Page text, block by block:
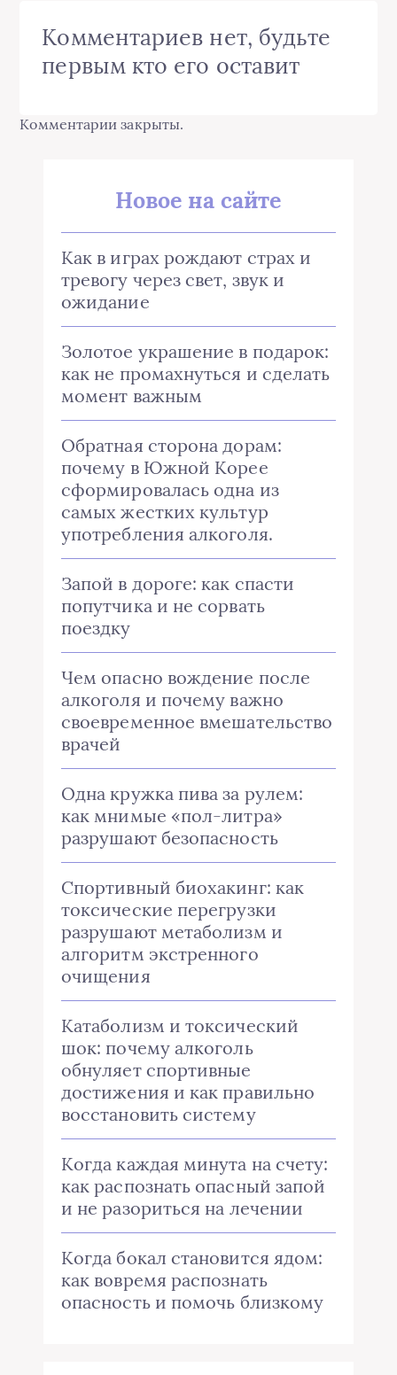
Комментариев нет, будьте
первым кто его оставит
Комментарии закрыты.
Новое на сайте
Как в играх рождают страх и
тревогу через свет, звук и
ожидание
Золотое украшение в подарок:
как не промахнуться и сделать
момент важным
Обратная сторона дорам:
почему в Южной Корее
сформировалась одна из
самых жестких культур
употребления алкоголя.
Запой в дороге: как спасти
попутчика и не сорвать
поездку
Чем опасно вождение после
алкоголя и почему важно
своевременное вмешательство
врачей
Одна кружка пива за рулем:
как мнимые «пол-литра»
разрушают безопасность
Спортивный биохакинг: как
токсические перегрузки
разрушают метаболизм и
алгоритм экстренного
очищения
Катаболизм и токсический
шок: почему алкоголь
обнуляет спортивные
достижения и как правильно
восстановить систему
Когда каждая минута на счету:
как распознать опасный запой
и не разориться на лечении
Когда бокал становится ядом:
как вовремя распознать
опасность и помочь близкому